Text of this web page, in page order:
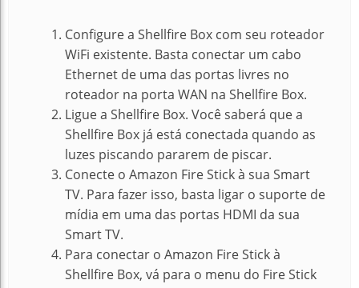
Configure a Shellfire Box com seu roteador
WiFi existente. Basta conectar um cabo
Ethernet de uma das portas livres no
roteador na porta WAN na Shellfire Box.
Ligue a Shellfire Box. Você saberá que a
Shellfire Box já está conectada quando as
luzes piscando pararem de piscar.
Conecte o Amazon Fire Stick à sua Smart
TV. Para fazer isso, basta ligar o suporte de
mídia em uma das portas HDMI da sua
Smart TV.
Para conectar o Amazon Fire Stick à
Shellfire Box, vá para o menu do Fire Stick